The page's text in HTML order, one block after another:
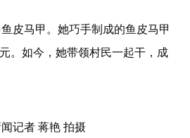
皮马甲。她巧手制成的鱼皮马甲
。如今，她带领村民一起干，成
记者 蒋艳 拍摄